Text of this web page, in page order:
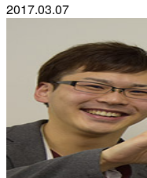
2017.03.07